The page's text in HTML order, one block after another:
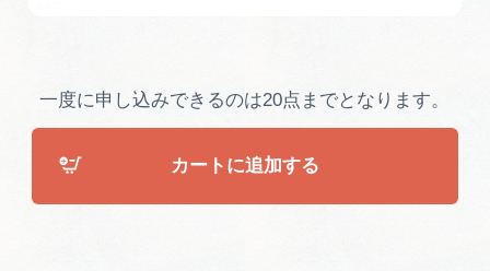
一度に申し込みできるのは20点までとなります。
カートに追加する